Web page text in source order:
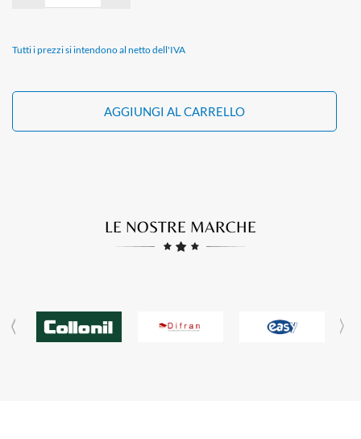
Tutti i prezzi si intendono al netto dell'IVA
AGGIUNGI AL CARRELLO
LE NOSTRE MARCHE